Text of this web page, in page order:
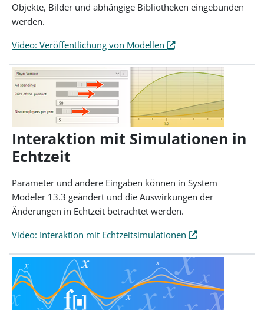
Objekte, Bilder und abhängige Bibliotheken eingebunden
werden.
Video: Veröffentlichung von Modellen
Interaktion mit Simulationen in
Echtzeit
Parameter und andere Eingaben können in System
Modeler 13.3 geändert und die Auswirkungen der
Änderungen in Echtzeit betrachtet werden.
Video: Interaktion mit Echtzeitsimulationen